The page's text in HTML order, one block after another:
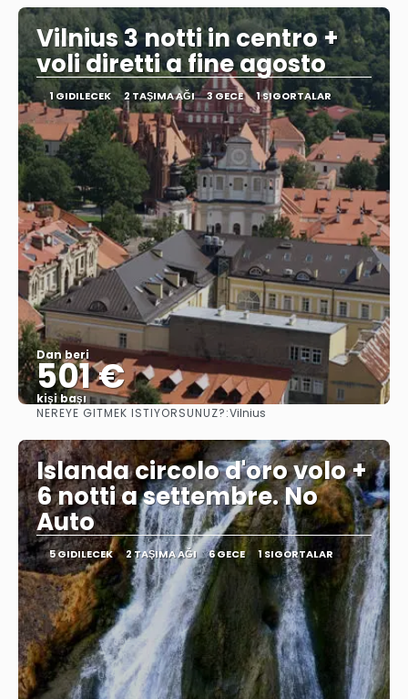
Vilnius 3 notti in centro +
voli diretti a fine agosto
1 GIDILECEK 2 TAŞIMA AĞI 3 GECE 1 SIGORTALAR
Dan beri
501 €
kişi başı
Görüntüle
NEREYE GITMEK ISTIYORSUNUZ?:Vilnius
Islanda circolo d'oro volo +
6 notti a settembre. No
Auto
5 GIDILECEK 2 TAŞIMA AĞI 6 GECE 1 SIGORTALAR